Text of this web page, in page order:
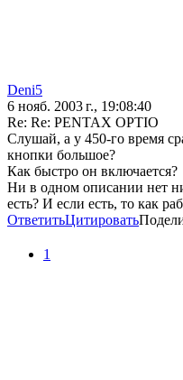
Deni5
6 нояб. 2003 г., 19:08:40
Re: Re: PENTAX OPTIO
Слушай, а у 450-го время
кнопки большое?
Как быстро он включается?
Ни в одном описании нет
есть? И если есть, то как
ОтветитьЦитировать
1